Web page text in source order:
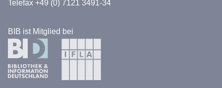
BIB ist Mitglied bei
Telefax +49 (0) 7121 3491-34